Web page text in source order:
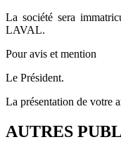
La société sera
LAVAL.
Pour avis et mention
Le Président.
La présentation de votre
AUTRES